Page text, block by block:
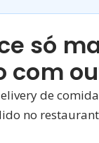
só
com
de
no